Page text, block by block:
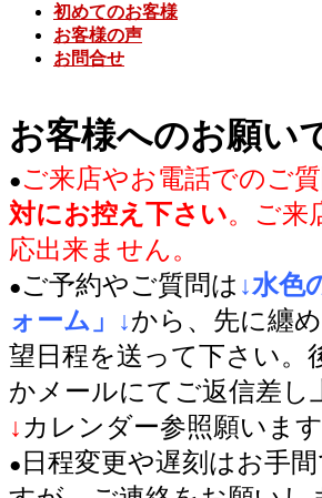
初めてのお客様
お客様の声
お問合せ
お客様へのお願い
●ご来店やお電話でのご
対にお控え下さい。ご来
応出来ません。
●ご予約やご質問は ↓水色
ォーム」
↓から、先に纏
望日程を送って下さい。
かメールにてご返信差し
↓ カレンダー参照願います
● 日程変更や遅刻はお手